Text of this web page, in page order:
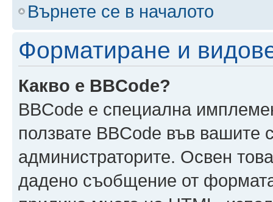
Върнете се в началото
Форматиране и
Какво е BBCode?
BBCode е специална
ползвате BBCode във
администраторите. Освен
дадено съобщение от